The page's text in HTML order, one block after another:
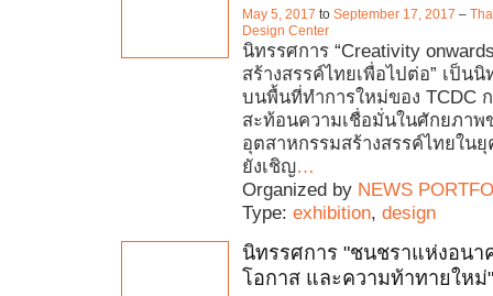
May 5, 2017 to September 17, 2017 –
Design Center
นิทรรศการ “Creativity
สร้างสรรค์ไทยเพื่อไปต่อ” เป็น
บนพื้นที่ทำการใหม่ของ TCDC
สะท้อนความเชื่อมั่นในศักยภาพ
อุตสาหกรรมสร้างสรรค์ไทยใน
ยังเชิญ…
Organized by NEWS
Type: exhibition, design
นิทรรศการ "ชนชราแห่งอนา
โอกาส และความท้าทายใหม่"